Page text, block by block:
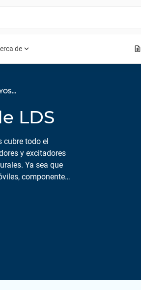
de expand_more request_quote
EQUIPO PARA ENSAYOS DE VIBRACIONES
LDS
cubre todo el
y excitadores
Ya sea que
componentes